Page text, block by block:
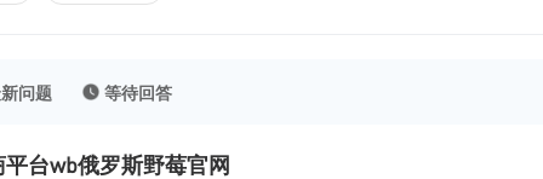
问题 等待回答
平台wb俄罗斯野莓官网